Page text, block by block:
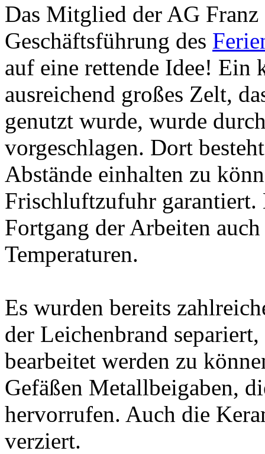
Das Mitglied der AG
Geschäftsführung des
auf eine rettende Idee! Ein
ausreichend großes Zelt,
genutzt wurde, wurde
vorgeschlagen. Dort
Abstände einhalten zu
Frischluftzufuhr
Fortgang der Arbeiten
Temperaturen.
Es wurden bereits
der Leichenbrand
bearbeitet werden zu
Gefäßen Metallbeigaben,
hervorrufen. Auch die
verziert.